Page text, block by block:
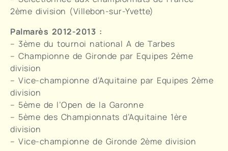
2ème division (Villebon-sur-Yvette)
Palmarès 2012-2013 :
– 3ème du tournoi national A de Tarbes
– Championne de Gironde par Equipes 2ème
division
– Vice-championne d’Aquitaine par Equipes 2ème
division
– 5ème de l’Open de la Garonne
– 5ème des Championnats d’Aquitaine 1ère
division
– Vice-championne de Gironde 2ème division